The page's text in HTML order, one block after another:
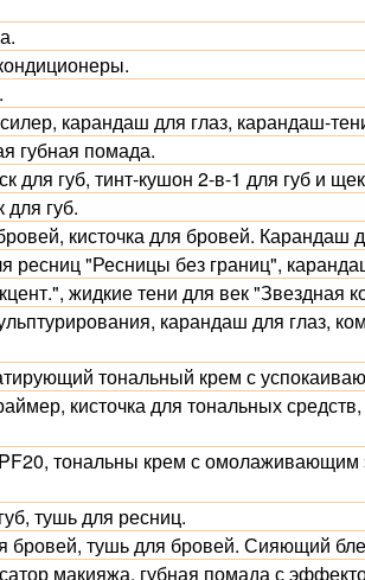
карандаш для глаз, карандаш-
губная помада.
для губ, тинт-кушон 2-в-1 для губ и
губ.
кисточка для бровей. Карандаш
"Ресницы без границ",
жидкие тени для век "Звездная
карандаш для глаз,
тональный крем с
кисточка для тональных
тональны крем с
тушь для ресниц.
тушь для бровей. Сияющий
макияжа, губная помада с